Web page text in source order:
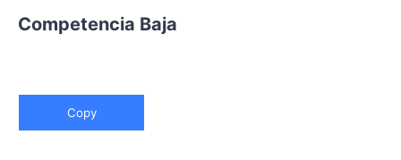
Competencia Baja
Copy